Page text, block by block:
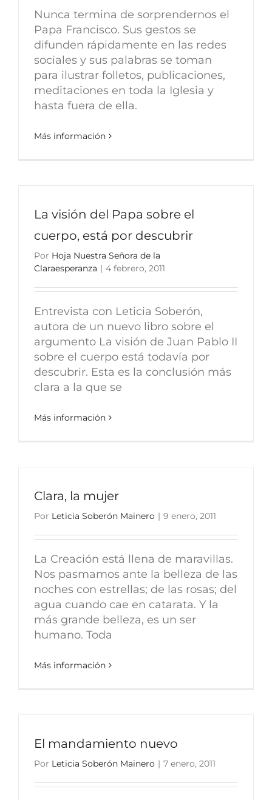
Nunca termina de sorprendernos el
Papa Francisco. Sus gestos se
difunden rápidamente en las redes
sociales y sus palabras se toman
para ilustrar folletos, publicaciones,
meditaciones en toda la Iglesia y
hasta fuera de ella.
Más información
La visión del Papa sobre el
cuerpo, está por descubrir
Por Hoja Nuestra Señora de la
Claraesperanza | 4 febrero, 2011
Entrevista con Leticia Soberón,
autora de un nuevo libro sobre el
argumento La visión de Juan Pablo II
sobre el cuerpo está todavía por
descubrir. Esta es la conclusión más
clara a la que se
Más información
Clara, la mujer
Por Leticia Soberón Mainero | 9 enero, 2011
La Creación está llena de maravillas.
Nos pasmamos ante la belleza de las
noches con estrellas; de las rosas; del
agua cuando cae en catarata. Y la
más grande belleza, es un ser
humano. Toda
Más información
El mandamiento nuevo
Por Leticia Soberón Mainero | 7 enero, 2011